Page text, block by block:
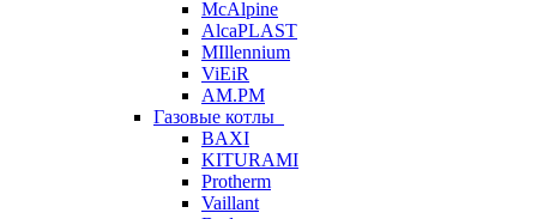
McAlpine
AlcaPLAST
MIllennium
ViEiR
AM.PM
Газовые котлы
BAXI
KITURAMI
Protherm
Vaillant